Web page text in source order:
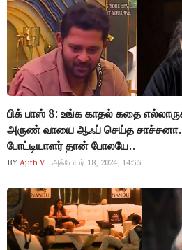
பிக் பாஸ் 8: உங்க காதல் கதை
அருண் வாயை ஆஃப் செய்த
போட்டியாளர் தான் போலயே..
BYAjith V அக்டோபர் 18, 2024, 14:55